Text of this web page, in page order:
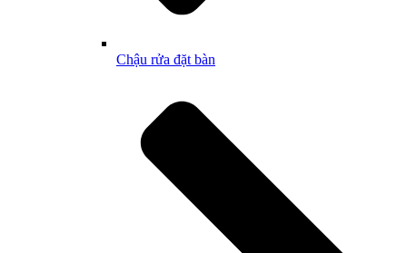
Chậu rửa đặt bàn